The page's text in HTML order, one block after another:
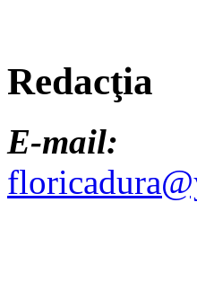
Redacţia
E-mail: